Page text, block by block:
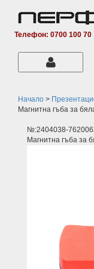
Телефон: 0700 100 70
Начало >
Магнитна гъба за
№:2404038-
Магнитна гъба за